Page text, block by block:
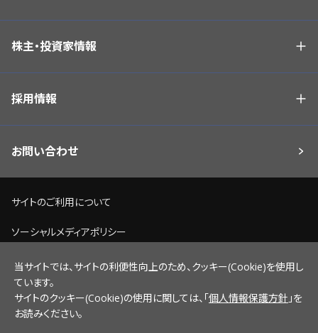
株主・投資家情報
採用情報
お問い合わせ
サイトのご利用について
ソーシャルメディアポリシー
個人情報保護方針
脆弱性情報開示ポリシー
サイトマップ
当サイトでは、サイトの利便性向上のため、クッキー(Cookie)を使用し
ています。
サイトのクッキー(Cookie)の使用に関しては、「個人情報保護方針 」を
お読みください。